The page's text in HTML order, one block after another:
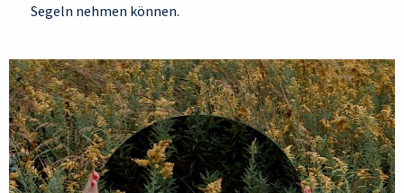
Segeln nehmen können.